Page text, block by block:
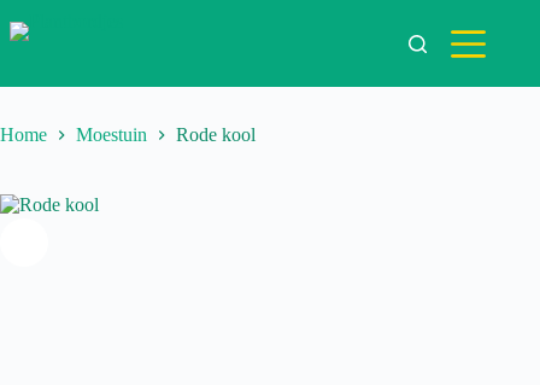
naar
Home Moestuin Rode kool